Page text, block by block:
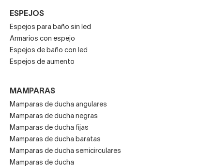
ESPEJOS
Espejos para baño sin led
Armarios con espejo
Espejos de baño con led
Espejos de aumento
MAMPARAS
Mamparas de ducha angulares
Mamparas de ducha negras
Mamparas de ducha fijas
Mamparas de ducha baratas
Mamparas de ducha semicirculares
Mamparas de ducha